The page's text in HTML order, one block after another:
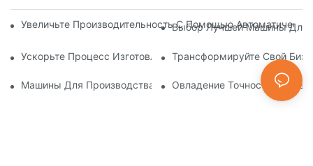
Увеличьте Производительность С ПомощьюВыбор Лучшей Машины Для
Ускорьте Процесс Изготовления Застежек-Молний С
Трансформируйте Свой
Машины Для Производства Пластиковых Молний:
Овладение Точностью: